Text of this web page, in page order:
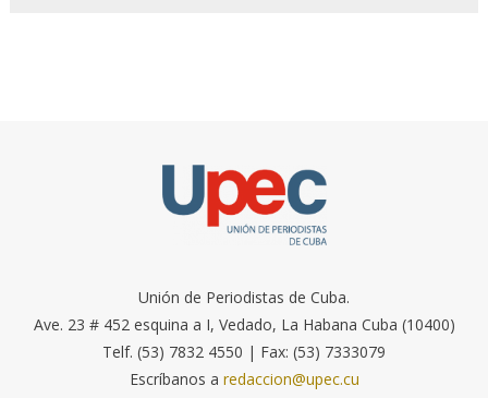
Unión de Periodistas de Cuba.
Ave. 23 # 452 esquina a I, Vedado, La Habana Cuba (10400)
Telf. (53) 7832 4550 | Fax: (53) 7333079
Escríbanos a redaccion@upec.cu